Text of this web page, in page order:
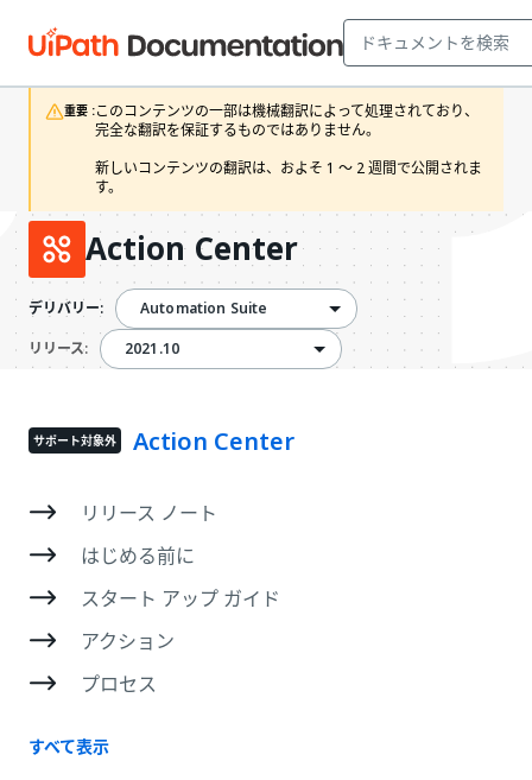
重要 :このコンテンツの一部は機械翻訳によって処理されており、
完全な翻訳を保証するものではありません。
新しいコンテンツの翻訳は、およそ 1 ～ 2 週間で公開されま
す。
Action Center
デリバリー:
Automation Suite
リリース:2021.102021.10
サポート対象外 Action Center
リリース ノート
はじめる前に
スタート アップ ガイド
アクション
プロセス
すべて表示